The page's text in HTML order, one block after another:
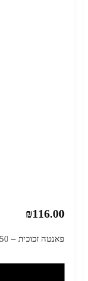
₪116.00
פאנטה זכוכית – 350 מ"ל × 24 יחידות (מארז)